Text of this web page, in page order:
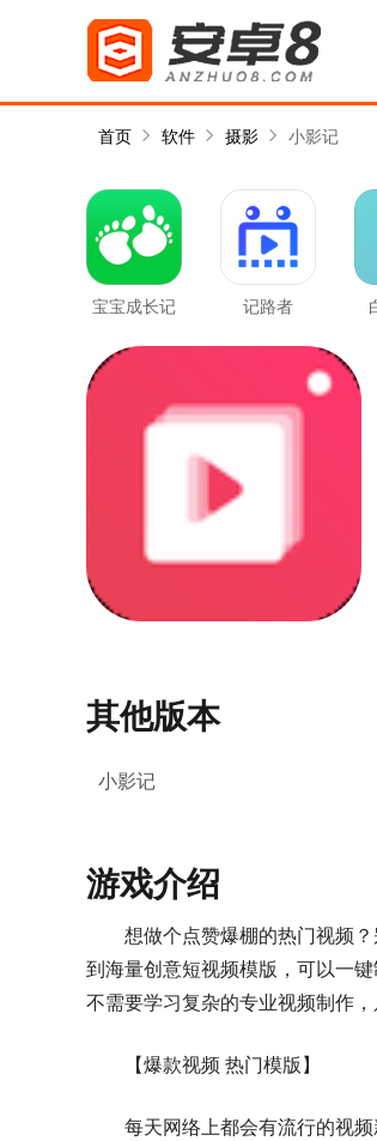
首页 软件 摄影 小影记
宝宝成长记 记路者
其他版本
小影记
游戏介绍
想做个点赞爆棚的热门视频
到海量创意短视频模版，可以一
不需要学习复杂的专业视频制作
【爆款视频 热门模版】
每天网络上都会有流行的视